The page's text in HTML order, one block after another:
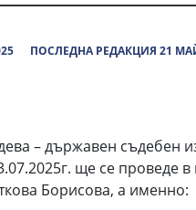
ПОСЛЕДНА РЕДАКЦИЯ 21
– държавен съдебен
ще се
Борисова, а именно: